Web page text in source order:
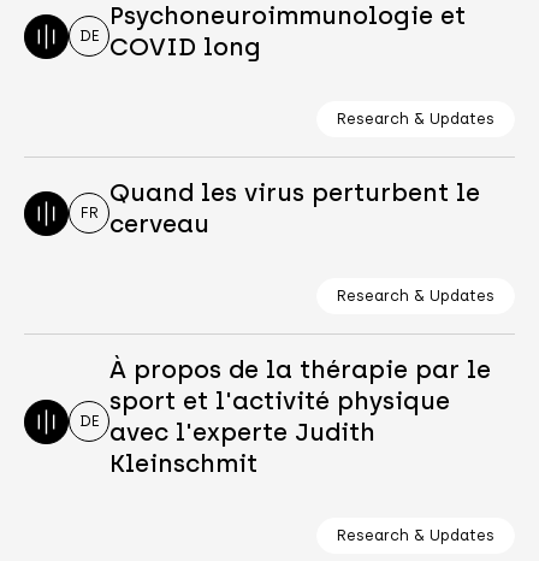
DE
Psychoneuroimmunologie et
COVID long
Research & Updates
FR
Quand les virus perturbent le
cerveau
Research & Updates
DE
À propos de la thérapie par le
sport et l'activité physique
avec l'experte Judith
Kleinschmit
Research & Updates